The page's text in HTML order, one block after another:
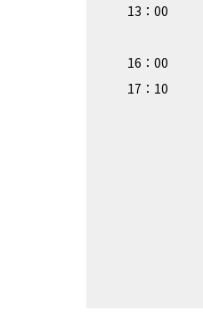
13：00
16：00
17：10